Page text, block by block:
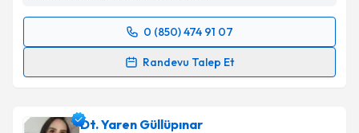
0 (850) 474 91 07
Randevu Talep Et
Randevu Takvimi Talebi
takvim hazırlandığında e-posta ile bilgilendireceğiz.
Dt. Yaren Güllüpınar